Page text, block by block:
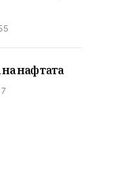
нафтата